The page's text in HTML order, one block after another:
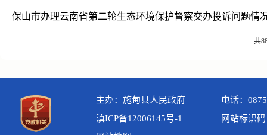
保山市办理云南省第二轮生态环境保护督察交办投诉问题情
共
主办：施甸县人民政府
电话：
滇ICP备12006145号-1
网站标识